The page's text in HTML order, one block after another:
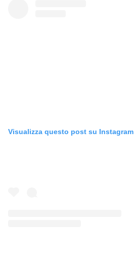
Visualizza questo post su Instagram